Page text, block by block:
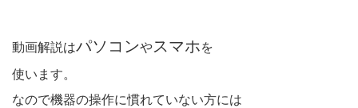
動画解説はパソコンやスマホを
使います。
なので機器の操作に慣れていない方には